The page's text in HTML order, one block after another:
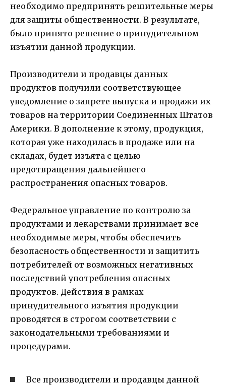
необходимо предпринять решительные меры
для защиты общественности. В результате,
было принято решение о принудительном
изъятии данной продукции.
Производители и продавцы данных
продуктов получили соответствующее
уведомление о запрете выпуска и продажи их
товаров на территории Соединенных Штатов
Америки. В дополнение к этому, продукция,
которая уже находилась в продаже или на
складах, будет изъята с целью
предотвращения дальнейшего
распространения опасных товаров.
Федеральное управление по контролю за
продуктами и лекарствами принимает все
необходимые меры, чтобы обеспечить
безопасность общественности и защитить
потребителей от возможных негативных
последствий употребления опасных
продуктов. Действия в рамках
принудительного изъятия продукции
проводятся в строгом соответствии с
законодательными требованиями и
процедурами.
Все производители и продавцы данной